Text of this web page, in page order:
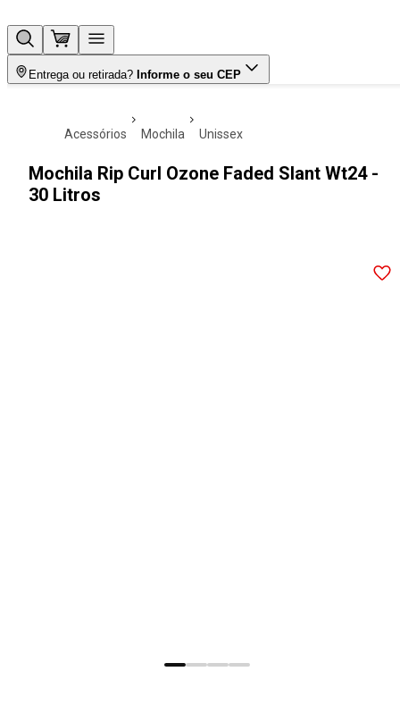
Entrega ou retirada? Informe o seu CEP
acessórios mochila unissex
Mochila Rip Curl Ozone Faded Slant Wt24 -
30 Litros